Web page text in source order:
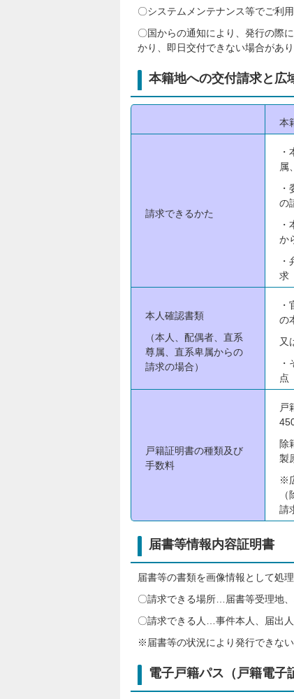
〇システムメンテナンス等でご利
〇国からの通知により、発行の際
かり、即日交付できない場合があり
本籍地への交付請求と広
本
請求できるかた
属
の
か
求
本人確認書類
（本人、配偶者、直系
尊属、直系卑属からの
請求の場合）
の
又
点
戸籍証明書の種類及び
手数料
戸
除
製
※
請
届書等情報内容証明書
届書等の書類を画像情報として処
〇請求できる場所…届書等受理地
〇請求できる人…事件本人、届出
※届書等の状況により発行できない
電子戸籍パス（戸籍電子